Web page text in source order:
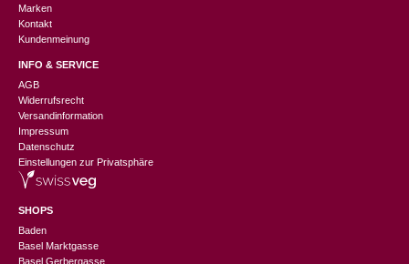
Marken
Kontakt
Kundenmeinung
INFO & SERVICE
AGB
Widerrufsrecht
Versandinformation
Impressum
Datenschutz
Einstellungen zur Privatsphäre
SHOPS
Baden
Basel Marktgasse
Basel Gerbergasse